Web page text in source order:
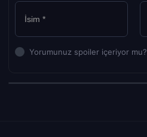
Yorumunuz spoiler içeriyor mu?